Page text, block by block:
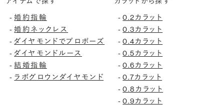
-婚約指輪
-婚約ネックレス
-ダイヤモンドでプロポーズ
-ダイヤモンドルース
-結婚指輪
- ラボグロウンダイヤモンド
-0.2カラット
-0.3カラット
-0.4カラット
-0.5カラット
-0.6カラット
-0.7カラット
-0.8カラット
-0.9カラット